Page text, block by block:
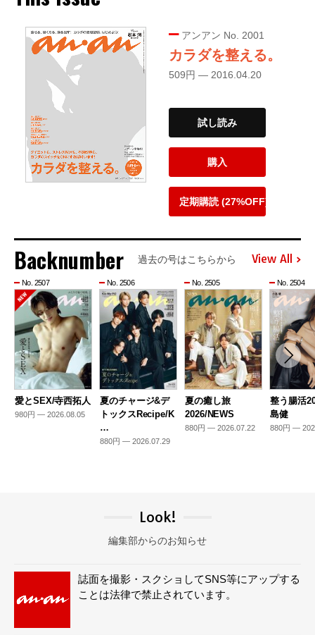
アンアン No. 2001
カラダを整える。
509円 — 2016.04.20
試し読み
購入
定期購読 (27%OFF)
Backnumber 過去の号はこちらから View All
No. 2507
愛とSEX/寺西拓人
980円 — 2026.08.05
No. 2506
夏のチャージ&デ
トックスRecipe/K
…
880円 — 2026.07.29
No. 2505
夏の癒し旅
2026/NEWS
880円 — 2026.07.22
No. 2504
整う腸活
島健
880円 —
Look!
編集部からのお知らせ
誌面を撮影・スクショしてSNS等にアップする
ことは法律で禁止されています。